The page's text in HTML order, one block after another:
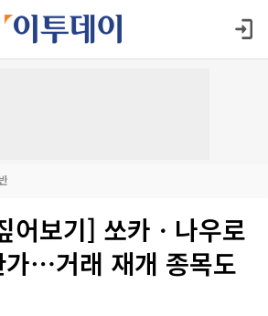
어보기] 쏘카ㆍ나우로
가⋯거래 재개 종목도